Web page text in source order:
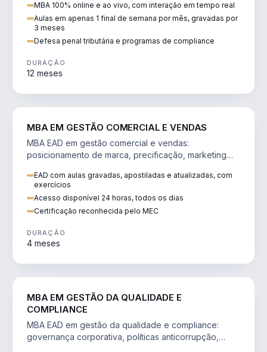
MBA 100% online e ao vivo, com interação em tempo real
Aulas em apenas 1 final de semana por mês, gravadas por
3 meses
Defesa penal tributária e programas de compliance
DURAÇÃO
12 meses
MBA EM GESTÃO COMERCIAL E VENDAS
MBA EAD em gestão comercial e vendas:
posicionamento de marca, precificação, marketing
EAD com aulas gravadas, apostiladas e atualizadas, com
exercícios
Acesso disponível 24 horas, todos os dias
Certificação reconhecida pelo MEC
DURAÇÃO
4 meses
MBA EM GESTÃO DA QUALIDADE E
COMPLIANCE
MBA EAD em gestão da qualidade e compliance:
governança corporativa, políticas anticorrupção,